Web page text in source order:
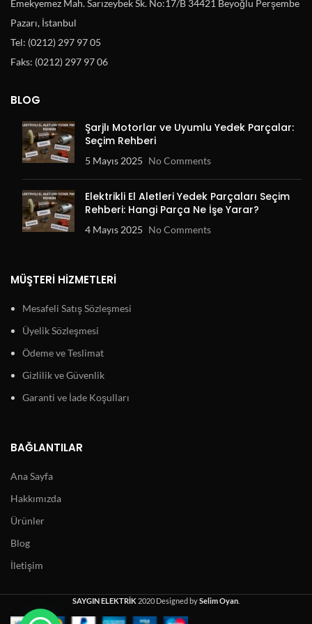
Emekyemez Mah. Sarızeybek Sk. No:17/B 34421 Beyoğlu Perşembe
Pazarı, İstanbul
Tel: (0212) 297 97 05
Faks: (0212) 297 97 06
BLOG
Şarjlı Motorlar ve Uyumlu Yedek Parçalar:
Seçim Rehberi
5 Mayıs 2025 No Comments
Elektrikli El Aletleri Yedek Parçaları Seçim
Rehberi: Hangi Parça Ne İşe Yarar?
4 Mayıs 2025 No Comments
MÜŞTERI HIZMETLERI
Mesafeli Satış Sözleşmesi
Üyelik Sözleşmesi
Ödeme ve Teslimat
Gizlilik ve Güvenlik
Garanti ve İade Koşulları
BAĞLANTILAR
Ana Sayfa
Hakkımızda
Ürünler
Blog
İletişim
SAYGIN ELEKTRİK 2020 Designed bySelim Oyan